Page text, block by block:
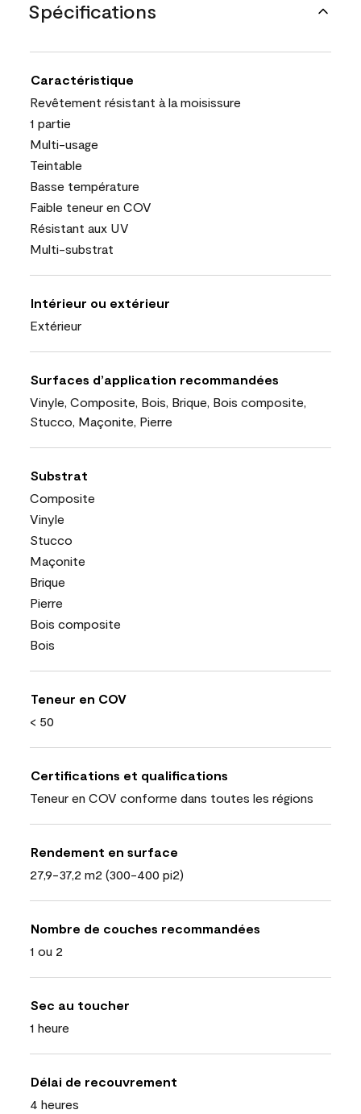
Spécifications
Caractéristique
Revêtement résistant à la moisissure
1 partie
Multi-usage
Teintable
Basse température
Faible teneur en COV
Résistant aux UV
Multi-substrat
Intérieur ou extérieur
Extérieur
Surfaces d’application recommandées
Vinyle, Composite, Bois, Brique, Bois composite,
Stucco, Maçonite, Pierre
Substrat
Composite
Vinyle
Stucco
Maçonite
Brique
Pierre
Bois composite
Bois
Teneur en COV
< 50
Certifications et qualifications
Teneur en COV conforme dans toutes les régions
Rendement en surface
27,9-37,2 m2 (300-400 pi2)
Nombre de couches recommandées
1 ou 2
Sec au toucher
1 heure
Délai de recouvrement
4 heures